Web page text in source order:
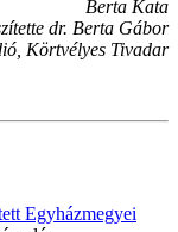
Berta Kata
dr. Berta Gábor
Körtvélyes Tivadar
Egyházmegyei